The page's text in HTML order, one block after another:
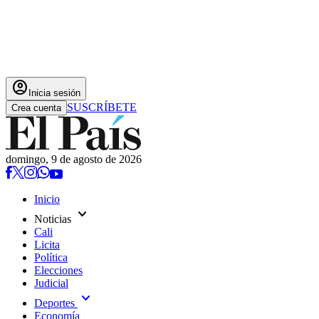
account_circle Inicia sesión
Crea cuenta SUSCRÍBETE
domingo, 9 de agosto de 2026
Inicio
Noticias expand_more
Cali
Licita
Política
Elecciones
Judicial
Deportes expand_more
Economía